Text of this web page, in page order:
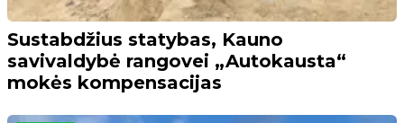
Sustabdžius statybas, Kauno
savivaldybė rangovei „Autokausta“
mokės kompensacijas